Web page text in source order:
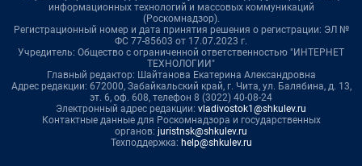
информационных технологий и массовых коммуникаций
(Роскомнадзор).
Регистрационный номер и дата принятия решения о регистрации: ЭЛ №
ФС 77-85603 от 17.07.2023 г.
Учредитель: Общество с ограниченной ответственностью "ИНТЕРНЕТ
ТЕХНОЛОГИИ"
Главный редактор: Шайтанова Екатерина Александровна
Адрес редакции: 672000, Забайкальский край, г. Чита, ул. Балябина, д. 13,
эт. 6, оф. 608, телефон 8 (3022) 40-08-24
Электронный адрес редакции: vladivostok1@shkulev.ru
Контактные данные для Роскомнадзора и государственных
органов: juristnsk@shkulev.ru
Техподдержка: help@shkulev.ru